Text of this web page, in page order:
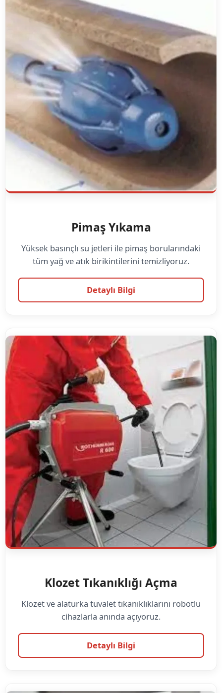
Pimaş Yıkama
Yüksek basınçlı su jetleri ile pimaş borularındaki
tüm yağ ve atık birikintilerini temizliyoruz.
Detaylı Bilgi
Klozet Tıkanıklığı Açma
Klozet ve alaturka tuvalet tıkanıklıklarını robotlu
cihazlarla anında açıyoruz.
Detaylı Bilgi